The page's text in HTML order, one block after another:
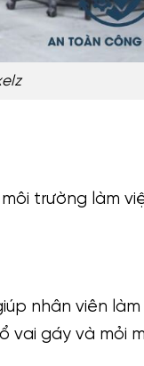
trường làm
nhân viên
vai gáy và mỏi